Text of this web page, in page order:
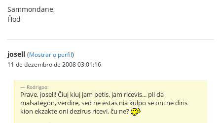
Sammondane,
Ĥod
josell (Mostrar o perfil)
11 de dezembro de 2008 03:01:16
Rodrigoo:
Prave, josell! Ĉiuj kiuj jam petis, jam ricevis... pli da
malsategon, verdire, sed ne estas nia kulpo se oni ne diris
kion ekzakte oni dezirus ricevi, ĉu ne?